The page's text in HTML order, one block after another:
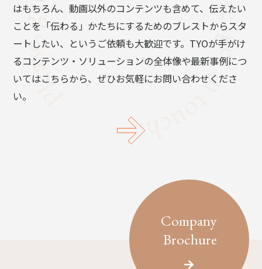
はもちろん、動画以外のコンテンツも含めて、伝えたい
ことを「伝わる」かたちにするためのブレストからスタ
ートしたい、というご依頼も大歓迎です。TYOが手がけ
るコンテンツ・ソリューションの全体像や最新事例につ
いてはこちらから、ぜひお気軽にお問い合わせくださ
い。
Company
Brochure